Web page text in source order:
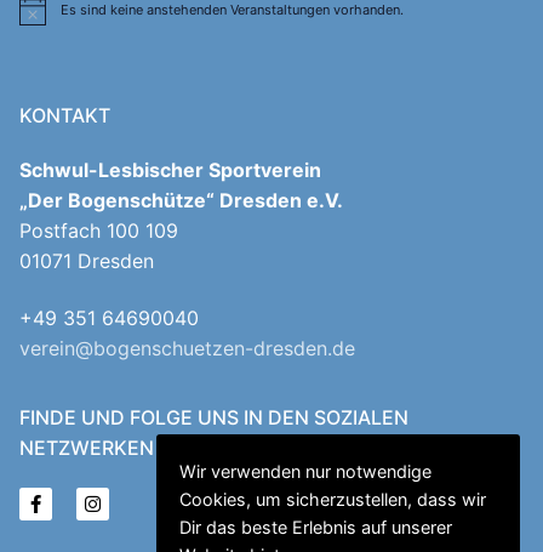
HinweisEs sind keine anstehenden Veranstaltungen vorhanden.
KONTAKT
Schwul-Lesbischer Sportverein
„Der Bogenschütze“ Dresden e.V.
Postfach 100 109
01071 Dresden
+49 351 64690040
verein@bogenschuetzen-dresden.de
FINDE UND FOLGE UNS IN DEN SOZIALEN
NETZWERKEN
Wir verwenden nur notwendige
Cookies, um sicherzustellen, dass wir
Dir das beste Erlebnis auf unserer